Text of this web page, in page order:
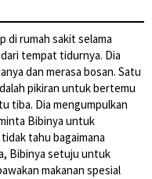
di rumah sakit selama
tempat tidurnya. Dia
dan merasa bosan. Satu
pikiran untuk bertemu
tiba. Dia mengumpulkan
Bibinya untuk
tahu bagaimana
Bibinya setuju untuk
makanan spesial